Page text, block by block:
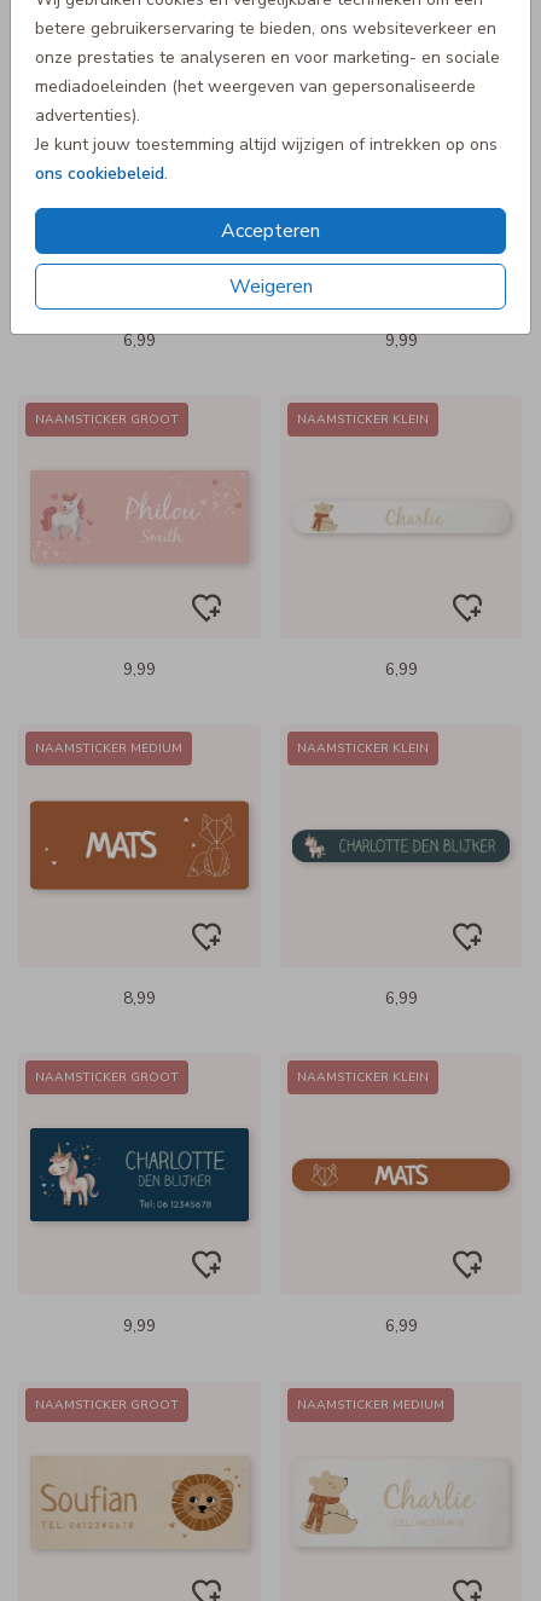
betere gebruikerservaring te bieden, ons websiteverkeer en
onze prestaties te analyseren en voor marketing- en sociale
mediadoeleinden (het weergeven van gepersonaliseerde
advertenties).
Je kunt jouw toestemming altijd wijzigen of intrekken op ons
ons cookiebeleid.
Accepteren
Weigeren
NAAMSTICKER KLEIN
6,99
NAAMSTICKER GROOT
9,99
NAAMSTICKER GROOT
9,99
NAAMSTICKER KLEIN
6,99
NAAMSTICKER MEDIUM
8,99
NAAMSTICKER KLEIN
6,99
NAAMSTICKER GROOT
9,99
NAAMSTICKER KLEIN
6,99
NAAMSTICKER GROOT NAAMSTICKER MEDIUM